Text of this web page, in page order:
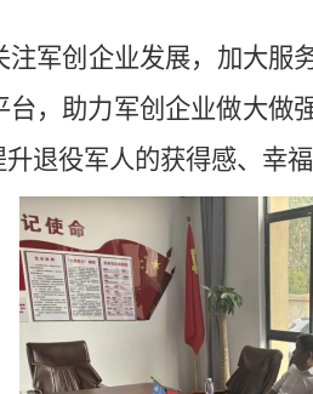
军创企业发展，加大
，助力军创企业做大
退役军人的获得感、幸福